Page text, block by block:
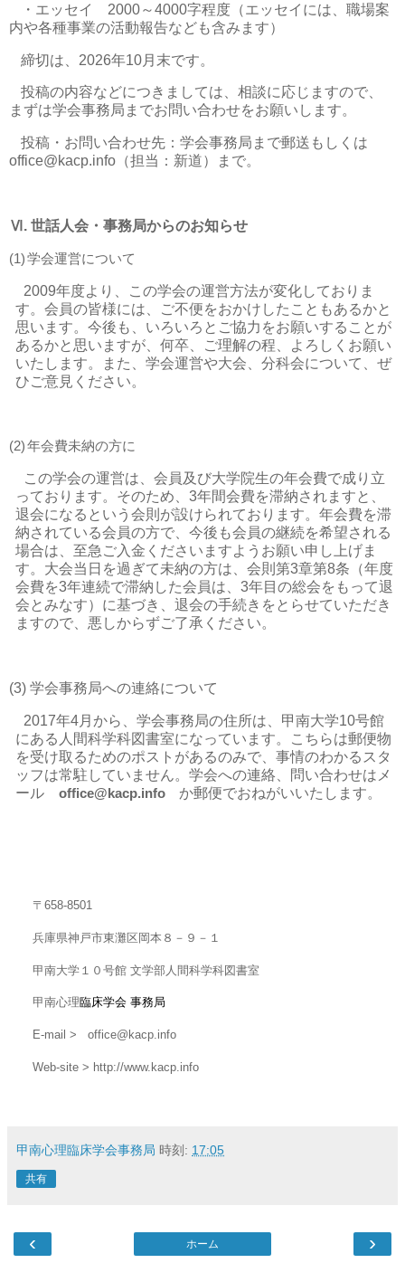
・エッセイ 2000～4000字程度（エッセイには、職場案
内や各種事業の活動報告なども含みます）
締切は、 2026年10月末です。
投稿の内容などにつきましては、相談に応じますので、
まずは学会事務局までお問い合わせをお願いします。
投稿・お問い合わせ先：学会事務局まで郵送もしくは
office@kacp.info （担当：新道）まで。
Ⅵ . 世話人会・事務局からのお知らせ
(1)学会運営について
2009年度より、この学会の運営方法が変化しておりま
す。会員の皆様には、ご不便をおかけしたこともあるかと
思います。今後も、いろいろとご協力をお願いすることが
あるかと思いますが、何卒、ご理解の程、よろしくお願い
いたします。また、学会運営や大会、分科会について、ぜ
ひご意見ください。
(2)年会費未納の方に
この学会の運営は、会員及び大学院生の年会費で成り立
っております。そのため、 3年間会費を滞納されますと、
退会になるという会則が設けられております。年会費を滞
納されている会員の方で、今後も会員の継続を希望される
場合は、至急ご入金くださいますようお願い申し上げま
す。大会当日を過ぎて未納の方は、会則第3章第8条（年度
会費を3年連続で滞納した会員は、 3年目の総会をもって退
会とみなす）に基づき、退会の手続きをとらせていただき
ますので、悪しからずご了承ください。
(3) 学会事務局への連絡について
2017年4月から、学会事務局の住所は、甲南大学10号館
にある人間科学科図書室になっています。こちらは郵便物
を受け取るためのポストがあるのみで、事情のわかるスタ
ッフは常駐していません。学会への連絡、問い合わせはメ
ール office@kacp.info か郵便でおねがいいたします。
〒658-8501
兵庫県神戸市東灘区岡本８－９－１
甲南大学１０号館 文学部人間科学科図書室
甲南心理臨床学会 事務局
E-mail > office@kacp.info
Web-site > http://www.kacp.info
甲南心理臨床学会事務局 時刻: 17:05
共有
‹ ›
ホーム